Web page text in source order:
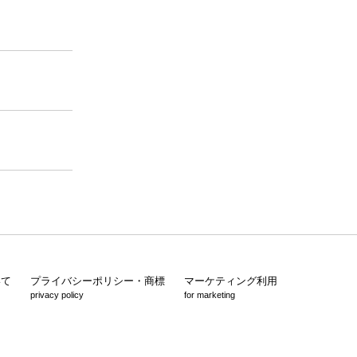
プライバシーポリシー・商標
privacy policy
マーケティング利用
for marketing